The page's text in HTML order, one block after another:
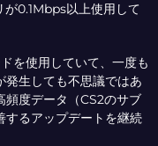
0.1Mbps以上使用して
を使用していて、一度も
発生しても不思議ではあ
頻度データ（CS2のサブ
するアップデートを継続